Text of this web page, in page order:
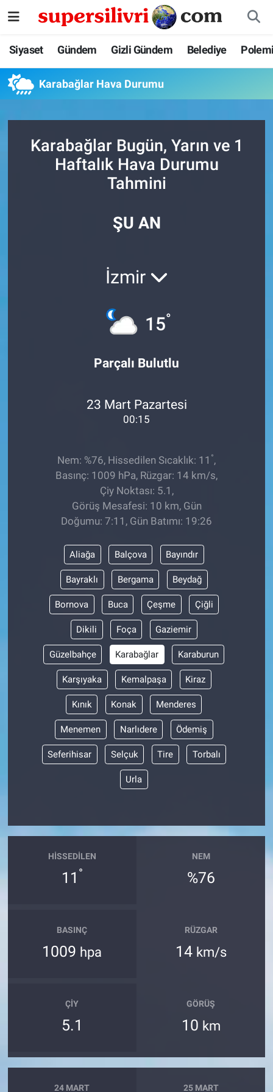
Siyaset Gündem Gizli Gündem Belediye
Karabağlar Hava Durumu
Karabağlar Bugün, Yarın ve 1
Haftalık Hava Durumu
Tahmini
ŞU AN
İzmir
15°
Parçalı Bulutlu
23 Mart Pazartesi
00:15
Nem: %76, Hissedilen Sıcaklık: 11 °,
Basınç: 1009 hPa, Rüzgar: 14 km/s,
Çiy Noktası: 5.1,
Görüş Mesafesi: 10 km, Gün
Doğumu: 7:11, Gün Batımı: 19:26
Aliağa Balçova Bayındır
Bayraklı Bergama Beydağ
Bornova Buca Çeşme Çiğli
Dikili Foça Gaziemir
Güzelbahçe Karabağlar Karaburun
Karşıyaka Kemalpaşa Kiraz
Kınık Konak Menderes
Menemen Narlıdere Ödemiş
Seferihisar Selçuk Tire Torbalı
Urla
HISSEDILEN
11 °
NEM
%76
BASINÇ
1009 hpa
RÜZGAR
14 km/s
ÇIY
5.1
GÖRÜŞ
10 km
24 MART 25 MART
Siyaset
Gündem
Belediye
Polemik
İstanbul Nöbetçi Eczaneler
İstanbul Hava Durumu
İstanbul Trafik Yoğunluk Haritası
Süper Lig Puan Durumu ve Fikstür
Son Dakika Haberleri